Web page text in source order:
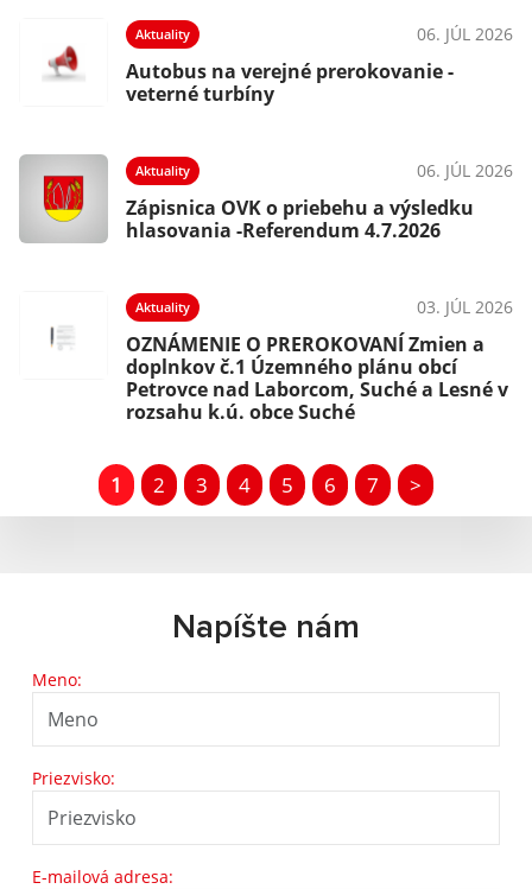
Aktuality 06. JÚL 2026
Autobus na verejné prerokovanie -
veterné turbíny
Aktuality 06. JÚL 2026
Zápisnica OVK o priebehu a výsledku
hlasovania -Referendum 4.7.2026
Aktuality 03. JÚL 2026
OZNÁMENIE O PREROKOVANÍ Zmien a
doplnkov č.1 Územného plánu obcí
Petrovce nad Laborcom, Suché a Lesné v
rozsahu k.ú. obce Suché
1 2 3 4 5 6 7 >
Napíšte nám
Meno:
Priezvisko:
E-mailová adresa: